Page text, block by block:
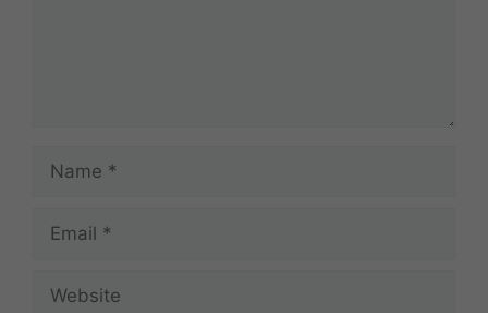
Website